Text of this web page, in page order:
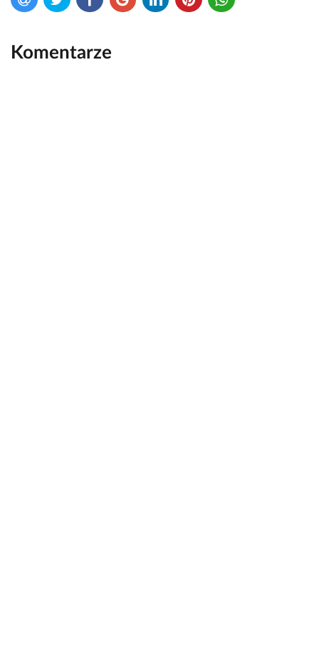
Komentarze